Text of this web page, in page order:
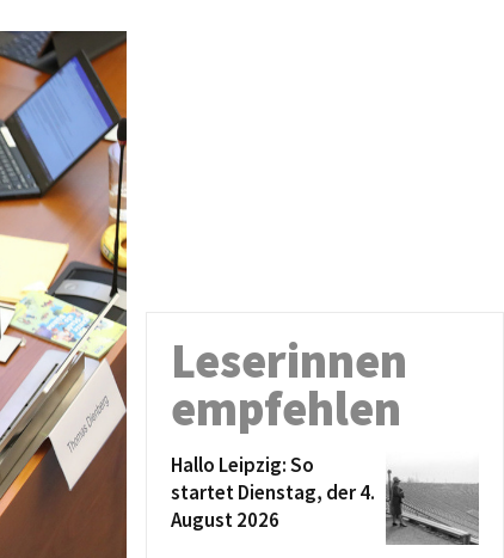
Leserinnen
empfehlen
Hallo Leipzig: So
startet Dienstag, der 4.
August 2026